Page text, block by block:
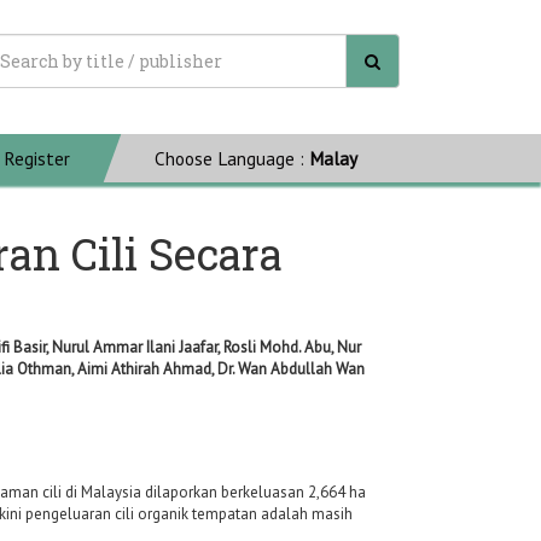
Choose Language : Malay
Cili Secara
Nurul Ammar Ilani Jaafar, Rosli Mohd. Abu, Nur
Othman, Aimi Athirah Ahmad, Dr. Wan Abdullah Wan
cili di Malaysia dilaporkan berkeluasan 2,664 ha
pengeluaran cili organik tempatan adalah masih